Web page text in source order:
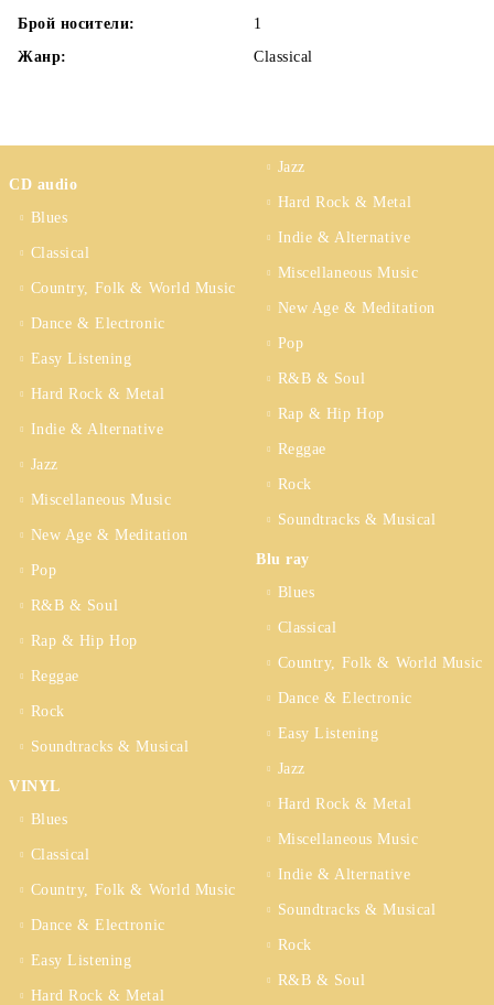
Брой носители:
1
Жанр:
Classical
CD audio
Blues
Classical
Country, Folk & World Music
Dance & Electronic
Easy Listening
Hard Rock & Metal
Indie & Alternative
Jazz
Miscellaneous Music
New Age & Meditation
Pop
R&B & Soul
Rap & Hip Hop
Reggae
Rock
Soundtracks & Musical
VINYL
Blues
Classical
Country, Folk & World Music
Dance & Electronic
Easy Listening
Hard Rock & Metal
Jazz
Hard Rock & Metal
Indie & Alternative
Miscellaneous Music
New Age & Meditation
Pop
R&B & Soul
Rap & Hip Hop
Reggae
Rock
Soundtracks & Musical
Blu ray
Blues
Classical
Country, Folk & World Music
Dance & Electronic
Easy Listening
Jazz
Hard Rock & Metal
Miscellaneous Music
Indie & Alternative
Soundtracks & Musical
Rock
R&B & Soul